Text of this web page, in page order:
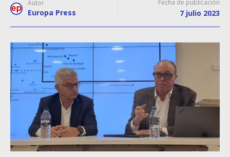
Autor
Europa Press
Fecha de publicación
7 julio 2023